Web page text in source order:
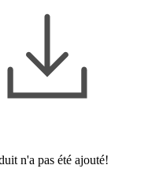
n'a pas été ajouté!